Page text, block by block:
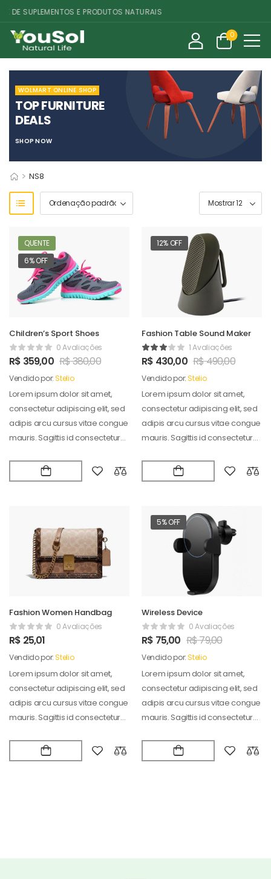
DE SUPLEMENTOS E PRODUTOS NATURAIS
0
WOLMART ONLINE SHOP
TOP FURNITURE
DEALS
SHOP NOW
> NS8
QUENTE
6% OFF
Children’s Sport Shoes
0 Avaliações
R$ 359,00 R$380,00
Vendido por:Stelio
Lorem ipsum dolor sit amet,
consectetur adipiscing elit, sed
adipis arcu cursus vitae congue
mauris. Sagittis id consectetur
12% OFF
Fashion Table Sound Maker
1 Avaliações
R$ 430,00 R$490,00
Vendido por:Stelio
Lorem ipsum dolor sit amet,
consectetur adipiscing elit, sed
adipis arcu cursus vitae congue
mauris. Sagittis id consectetur
Fashion Women Handbag
0 Avaliações
R$ 25,01
Vendido por:Stelio
Lorem ipsum dolor sit amet,
consectetur adipiscing elit, sed
adipis arcu cursus vitae congue
mauris. Sagittis id consectetur
5% OFF
Wireless Device
0 Avaliações
R$ 75,00 R$79,00
Vendido por:Stelio
Lorem ipsum dolor sit amet,
consectetur adipiscing elit, sed
adipis arcu cursus vitae congue
mauris. Sagittis id consectetur